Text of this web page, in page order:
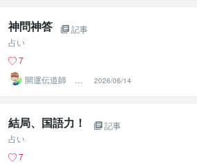
神問神答
記事
占い
7
開運伝道師 HE
RO
2026/06/14
結局、国語力！
記事
占い
7